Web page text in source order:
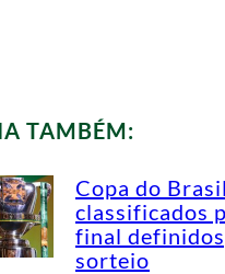
TAMBÉM:
Copa do
classificados
final
sorteio